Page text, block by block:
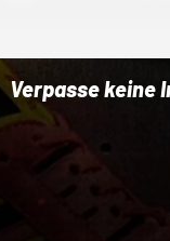
Verpasse keine